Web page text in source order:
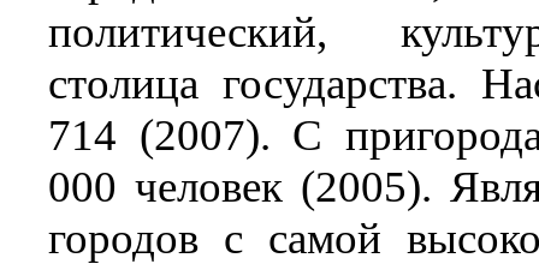
политический,
столица государства.
714 (2007). С
000 человек (2005).
городов с самой